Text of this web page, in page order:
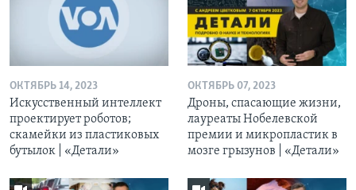
ОКТЯБРЬ 14, 2023
Искусственный интеллект
проектирует роботов;
скамейки из пластиковых
бутылок | «Детали»
ОКТЯБРЬ 07, 2023
Дроны, спасающие жизни,
лауреаты Нобелевской
премии и микропластик в
мозге грызунов | «Детали»